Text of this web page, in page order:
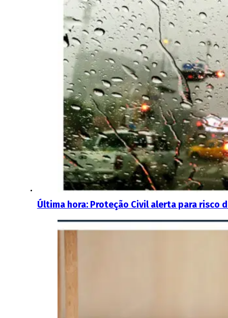
Última hora: Proteção Civil alerta para risco